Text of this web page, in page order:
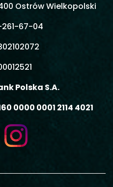
Ostrów Wielkopolski
261-67-04
Polska S.A.
0000 0001 2114 4021